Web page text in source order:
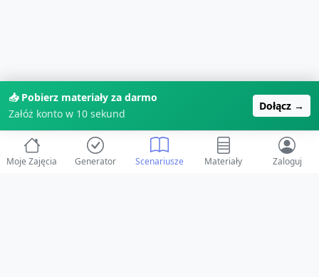
📥 Pobierz materiały za darmo
Załóż konto w 10 sekund
Dołącz →
Moje Zajęcia Generator Scenariusze Materiały Zaloguj